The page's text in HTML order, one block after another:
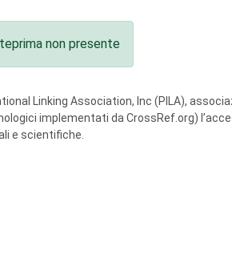
non presente
Linking Association, Inc (PILA),
implementati da CrossRef.org)
e scientifiche.